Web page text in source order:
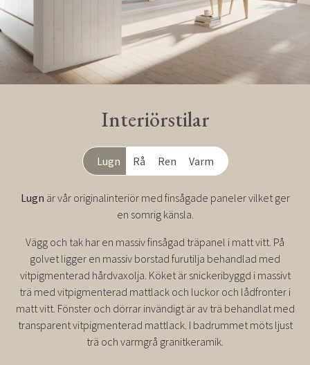
Interiörstilar
Lugn Rå Ren Varm
Lugn är vår originalinteriör med finsågade paneler vilket ger
en somrig känsla.
Vägg och tak har en massiv finsågad träpanel i matt vitt. På
golvet ligger en massiv borstad furutilja behandlad med
vitpigmenterad hårdvaxolja. Köket är snickeribyggd i massivt
trä med vitpigmenterad mattlack och luckor och lådfronter i
matt vitt. Fönster och dörrar invändigt är av trä behandlat med
transparent vitpigmenterad mattlack. I badrummet möts ljust
trä och varmgrå granitkeramik.